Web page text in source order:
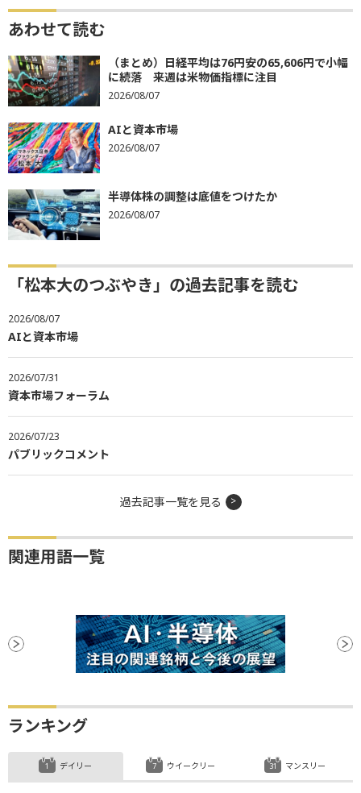
あわせて読む
（まとめ）日経平均は76円安の65,606円で小幅
に続落 来週は米物価指標に注目
2026/08/07
AIと資本市場
2026/08/07
半導体株の調整は底値をつけたか
2026/08/07
「松本大のつぶやき」の過去記事を読む
2026/08/07
AIと資本市場
2026/07/31
資本市場フォーラム
2026/07/23
パブリックコメント
過去記事一覧を見る
関連用語一覧
ランキング
デイリー ウイークリー マンスリー